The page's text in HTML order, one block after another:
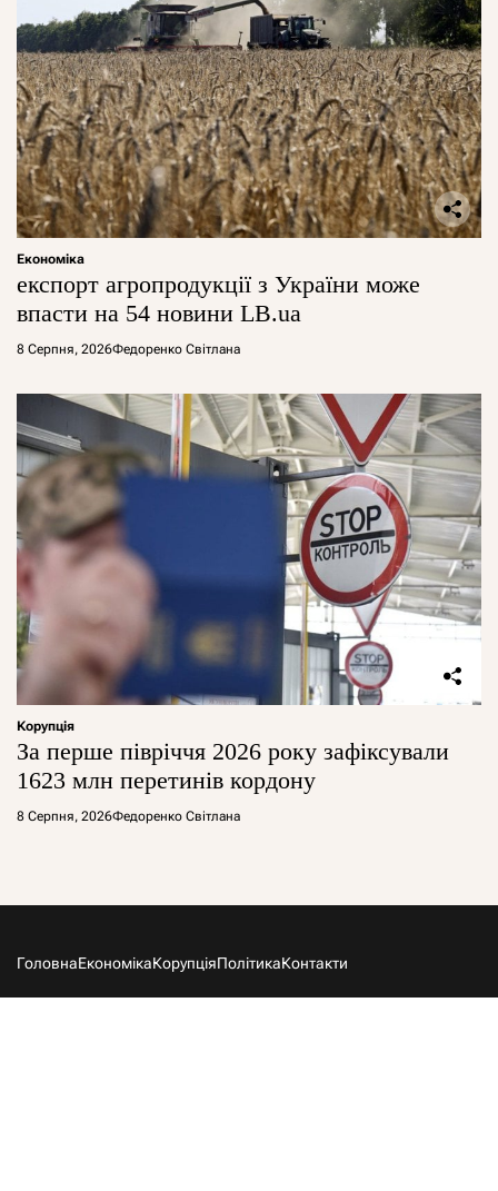
Економіка
експорт агропродукції з України може
впасти на 54 новини LB.ua
8 Серпня, 2026Федоренко Світлана
Корупція
За перше півріччя 2026 року зафіксували
1623 млн перетинів кордону
8 Серпня, 2026Федоренко Світлана
ГоловнаЕкономікаКорупціяПолітикаКонтакти